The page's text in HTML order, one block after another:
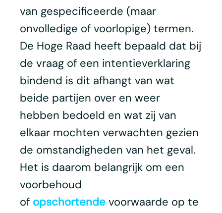
van gespecificeerde (maar
onvolledige of voorlopige) termen.
De Hoge Raad heeft bepaald dat bij
de vraag of een intentieverklaring
bindend is dit afhangt van wat
beide partijen over en weer
hebben bedoeld en wat zij van
elkaar mochten verwachten gezien
de omstandigheden van het geval.
Het is daarom belangrijk om een
voorbehoud
of opschortende voorwaarde op te